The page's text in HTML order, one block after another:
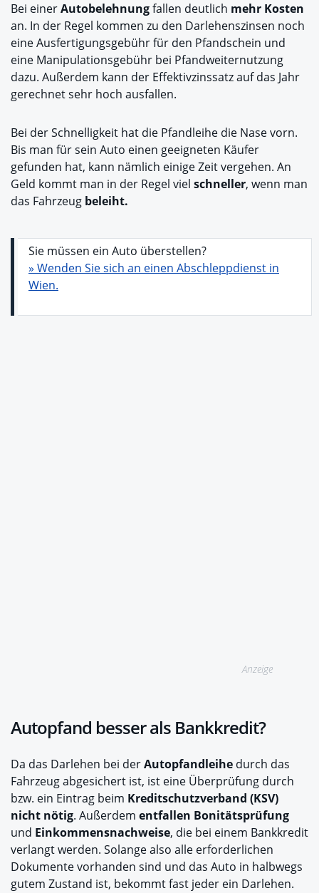
Bei einerAutobelehnungfallen deutlich mehr Kosten
an. In der Regel kommen zu den Darlehenszinsen noch
eine Ausfertigungsgebühr für den Pfandschein und
eine Manipulationsgebühr bei Pfandweiternutzung
dazu. Außerdem kann der Effektivzinssatz auf das Jahr
gerechnet sehr hoch ausfallen.
Bei der Schnelligkeit hat die Pfandleihe die Nase vorn.
Bis man für sein Auto einen geeigneten Käufer
gefunden hat, kann nämlich einige Zeit vergehen. An
Geld kommt man in der Regel viel schneller, wenn man
das Fahrzeug beleiht.
Sie müssen ein Auto überstellen?
» Wenden Sie sich an einen Abschleppdienst in
Wien.
Anzeige
Autopfand besser als Bankkredit?
Da das Darlehen bei derAutopfandleihe durch das
Fahrzeug abgesichert ist, ist eine Überprüfung durch
bzw. ein Eintrag beim Kreditschutzverband (KSV)
nicht nötig. Außerdem entfallen Bonitätsprüfung
und Einkommensnachweise, die bei einem Bankkredit
verlangt werden. Solange also alle erforderlichen
Dokumente vorhanden sind und das Auto in halbwegs
gutem Zustand ist, bekommt fast jeder ein Darlehen.